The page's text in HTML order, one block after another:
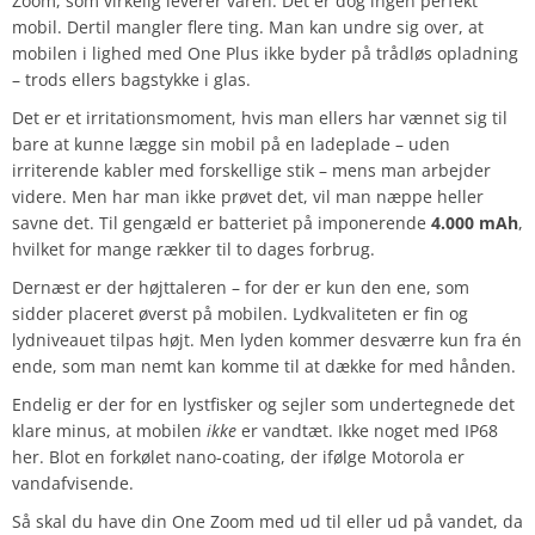
mobil. Dertil mangler flere ting. Man kan undre sig over, at
mobilen i lighed med One Plus ikke byder på trådløs opladning
– trods ellers bagstykke i glas.
Det er et irritationsmoment, hvis man ellers har vænnet sig til
bare at kunne lægge sin mobil på en ladeplade – uden
irriterende kabler med forskellige stik – mens man arbejder
videre. Men har man ikke prøvet det, vil man næppe heller
savne det. Til gengæld er batteriet på imponerende 4.000 mAh,
hvilket for mange rækker til to dages forbrug.
Dernæst er der højttaleren – for der er kun den ene, som
sidder placeret øverst på mobilen. Lydkvaliteten er fin og
lydniveauet tilpas højt. Men lyden kommer desværre kun fra én
ende, som man nemt kan komme til at dække for med hånden.
Endelig er der for en lystfisker og sejler som undertegnede det
klare minus, at mobilen ikke er vandtæt. Ikke noget med IP68
her. Blot en forkølet nano-coating, der ifølge Motorola er
vandafvisende.
Så skal du have din One Zoom med ud til eller ud på vandet, da